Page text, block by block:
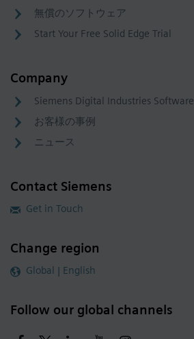
無償のソフトウェア
Start Your Free Solid Edge Trial
Company
Siemens Digital Industries Software
お客様の事例
ニュース
Contact Siemens
Get in Touch
Change region
Global | English
Follow our global channels